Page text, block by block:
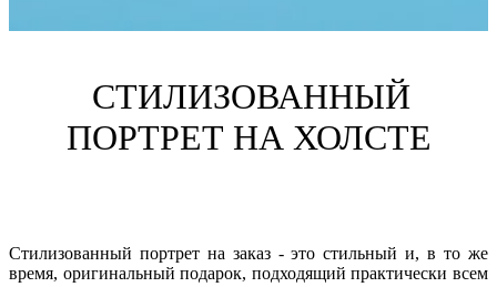
СТИЛИЗОВАННЫЙ
ПОРТРЕТ НА ХОЛСТЕ
Стилизованный портрет на заказ - это стильный и, в то же
время, оригинальный подарок, подходящий практически всем